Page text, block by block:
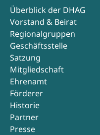
Überblick der DHAG
Vorstand & Beirat
Regionalgruppen
Geschäftsstelle
Satzung
Mitgliedschaft
Ehrenamt
Förderer
Historie
Partner
Presse